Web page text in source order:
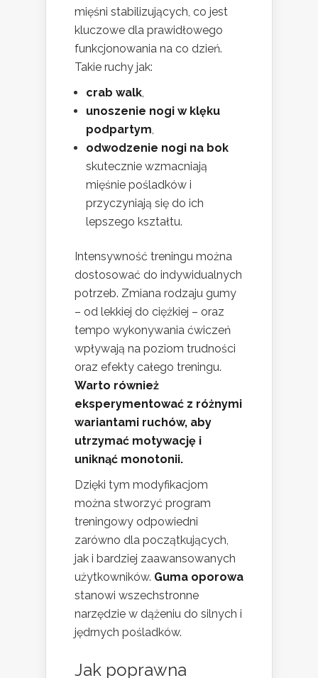
mięśni stabilizujących, co jest
kluczowe dla prawidłowego
funkcjonowania na co dzień.
Takie ruchy jak:
crab walk
unoszenie nogi w klęku
podpartym
odwodzenie nogi na bok
skutecznie wzmacniają
mięśnie pośladków i
przyczyniają się do ich
lepszego kształtu.
Intensywność treningu można
dostosować do indywidualnych
potrzeb. Zmiana rodzaju gumy
– od lekkiej do ciężkiej – oraz
tempo wykonywania ćwiczeń
wpływają na poziom trudności
oraz efekty całego treningu.
Warto również
eksperymentować z różnymi
wariantami ruchów, aby
utrzymać motywację i
uniknąć monotonii.
Dzięki tym modyfikacjom
można stworzyć program
treningowy odpowiedni
zarówno dla początkujących,
jak i bardziej zaawansowanych
użytkowników. Guma oporowa
stanowi wszechstronne
narzędzie w dążeniu do silnych i
jędrnych pośladków.
Jak poprawna